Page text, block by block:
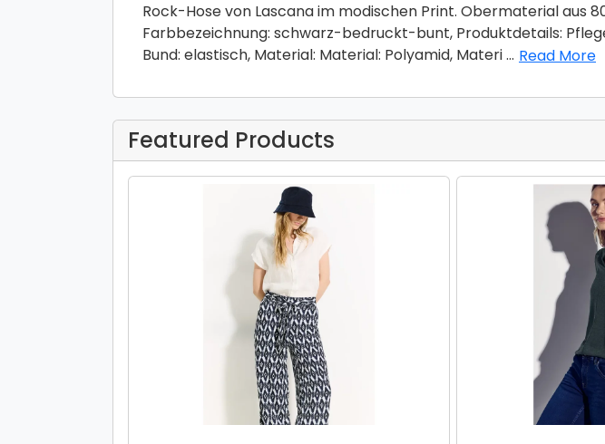
Rock-Hose von Lascana im modischen Print. Obermaterial aus
Farbbezeichnung: schwarz-bedruckt-bunt, Produktdetails:
Bund: elastisch, Material: Material: Polyamid, Materi... Read More
Featured Products